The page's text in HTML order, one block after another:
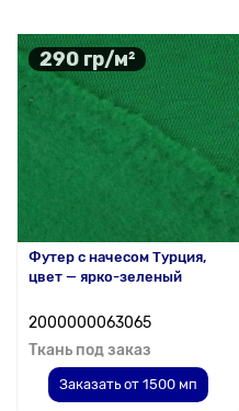
290 гр/м²
Футер с начесом Турция,
цвет — ярко-зеленый
2000000063065
Ткань под заказ
Заказать от 1500 мп